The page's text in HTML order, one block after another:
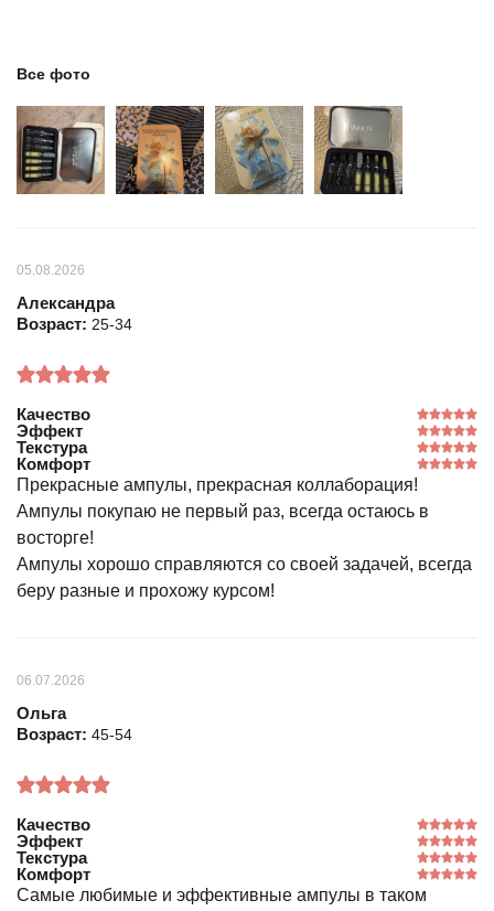
Все фото
05.08.2026
Александра
Возраст: 25-34
Качество
Эффект
Текстура
Комфорт
Прекрасные ампулы, прекрасная коллаборация!
Ампулы покупаю не первый раз, всегда остаюсь в
восторге!
Ампулы хорошо справляются со своей задачей, всегда
беру разные и прохожу курсом!
06.07.2026
Ольга
Возраст: 45-54
Качество
Эффект
Текстура
Комфорт
Самые любимые и эффективные ампулы в таком